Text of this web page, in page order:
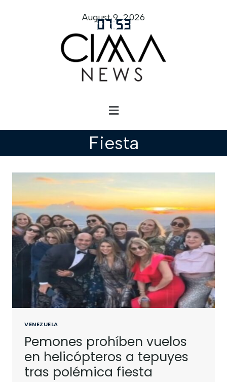
07:53
August 9, 2026
Fiesta
VENEZUELA
Pemones prohíben vuelos
en helicópteros a tepuyes
tras polémica fiesta